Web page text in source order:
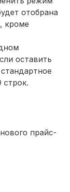
отобрана
кроме
оставить
строк.
прайс-